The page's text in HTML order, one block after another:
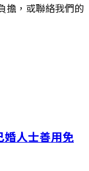
擔，或聯絡我們的
人士善用免